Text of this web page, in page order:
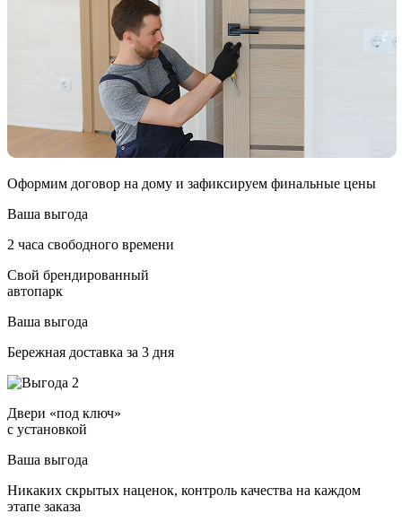
Оформим договор на дому и зафиксируем финальные цены
Ваша выгода
2 часа свободного времени
Свой брендированный
автопарк
Ваша выгода
Бережная доставка за 3 дня
Двери «под ключ»
с установкой
Ваша выгода
Никаких скрытых наценок, контроль качества на каждом
этапе заказа